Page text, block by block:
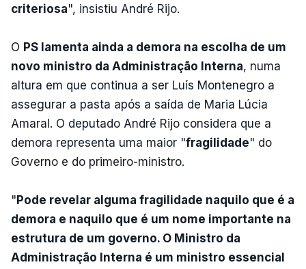
criteriosa", insistiu André Rijo.
O PS lamenta ainda a demora na escolha de um
novo ministro da Administração Interna, numa
altura em que continua a ser Luís Montenegro a
assegurar a pasta após a saída de Maria Lúcia
Amaral. O deputado André Rijo considera que a
demora representa uma maior "fragilidade" do
Governo e do primeiro-ministro.
" Pode revelar alguma fragilidade naquilo que é a
demora e naquilo que é um nome importante na
estrutura de um governo. O Ministro da
Administração Interna é um ministro essencial